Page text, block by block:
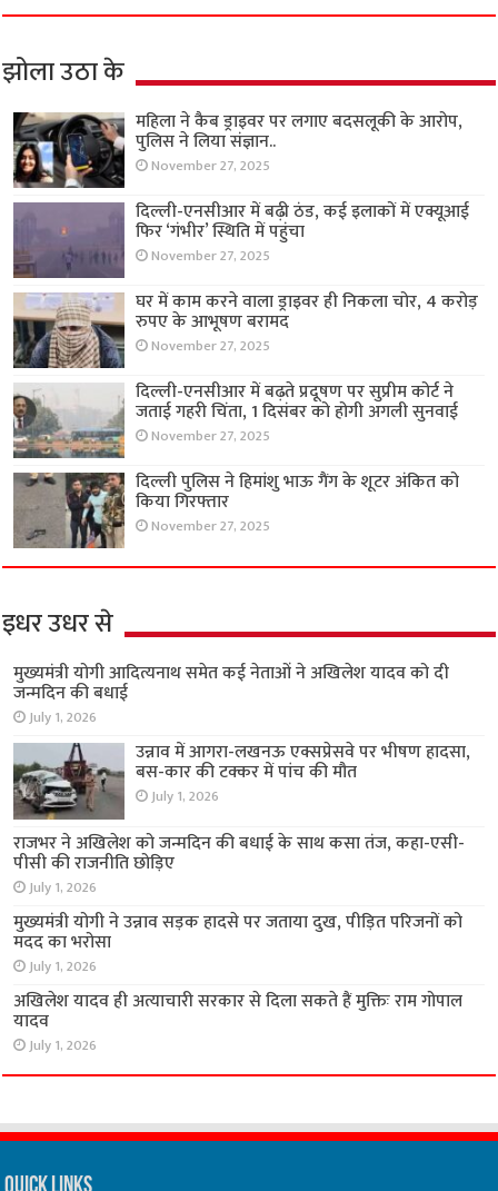
झोला उठा के
महिला ने कैब ड्राइवर पर लगाए बदसलूकी के आरोप,
पुलिस ने लिया संज्ञान..
November 27, 2025
दिल्ली-एनसीआर में बढ़ी ठंड, कई इलाकों में एक्यूआई
फिर ‘गंभीर’ स्थिति में पहुंचा
November 27, 2025
घर में काम करने वाला ड्राइवर ही निकला चोर, 4 करोड़
रुपए के आभूषण बरामद
November 27, 2025
दिल्ली-एनसीआर में बढ़ते प्रदूषण पर सुप्रीम कोर्ट ने
जताई गहरी चिंता, 1 दिसंबर को होगी अगली सुनवाई
November 27, 2025
दिल्ली पुलिस ने हिमांशु भाऊ गैंग के शूटर अंकित को
किया गिरफ्तार
November 27, 2025
इधर उधर से
मुख्यमंत्री योगी आदित्यनाथ समेत कई नेताओं ने अखिलेश यादव को दी
जन्मदिन की बधाई
July 1, 2026
उन्नाव में आगरा-लखनऊ एक्सप्रेसवे पर भीषण हादसा,
बस-कार की टक्कर में पांच की मौत
July 1, 2026
राजभर ने अखिलेश को जन्मदिन की बधाई के साथ कसा तंज, कहा-एसी-
पीसी की राजनीति छोड़िए
July 1, 2026
मुख्यमंत्री योगी ने उन्नाव सड़क हादसे पर जताया दुख, पीड़ित परिजनों को
मदद का भरोसा
July 1, 2026
अखिलेश यादव ही अत्याचारी सरकार से दिला सकते हैं मुक्तिः राम गोपाल
यादव
July 1, 2026